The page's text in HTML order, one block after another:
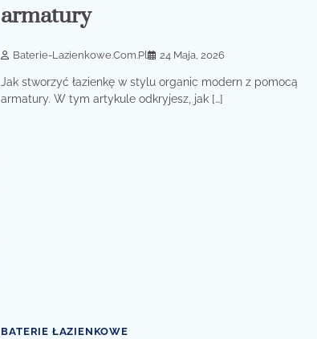
armatury
Baterie-Lazienkowe.com.pl 24 Maja, 2026
Jak stworzyć łazienkę w stylu organic modern z pomocą
armatury. W tym artykule odkryjesz, jak […]
BATERIE ŁAZIENKOWE